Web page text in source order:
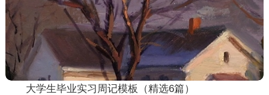
大学生毕业实习周记模板（精选6篇）